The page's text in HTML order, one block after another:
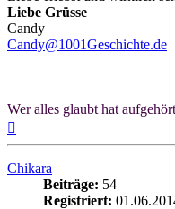
Liebe Grüsse
Candy
Candy@1001Geschichte.de
Wer alles glaubt hat
Chikara
Beiträge: 54
Registriert: